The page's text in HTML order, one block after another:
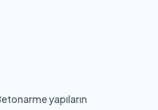
yapıların